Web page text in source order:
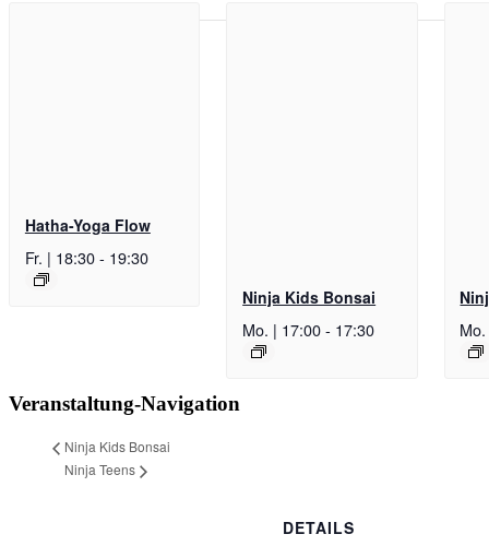
Hatha-Yoga Flow
Fr. | 18:30- 19:30
Ninja Kids Bonsai
Mo. | 17:00- 17:30
Veranstaltung-Navigation
Ninja Kids Bonsai
Ninja Teens
DETAILS